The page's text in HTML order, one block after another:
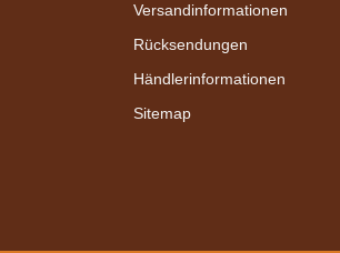
Versandinformationen
Rücksendungen
Händlerinformationen
Sitemap